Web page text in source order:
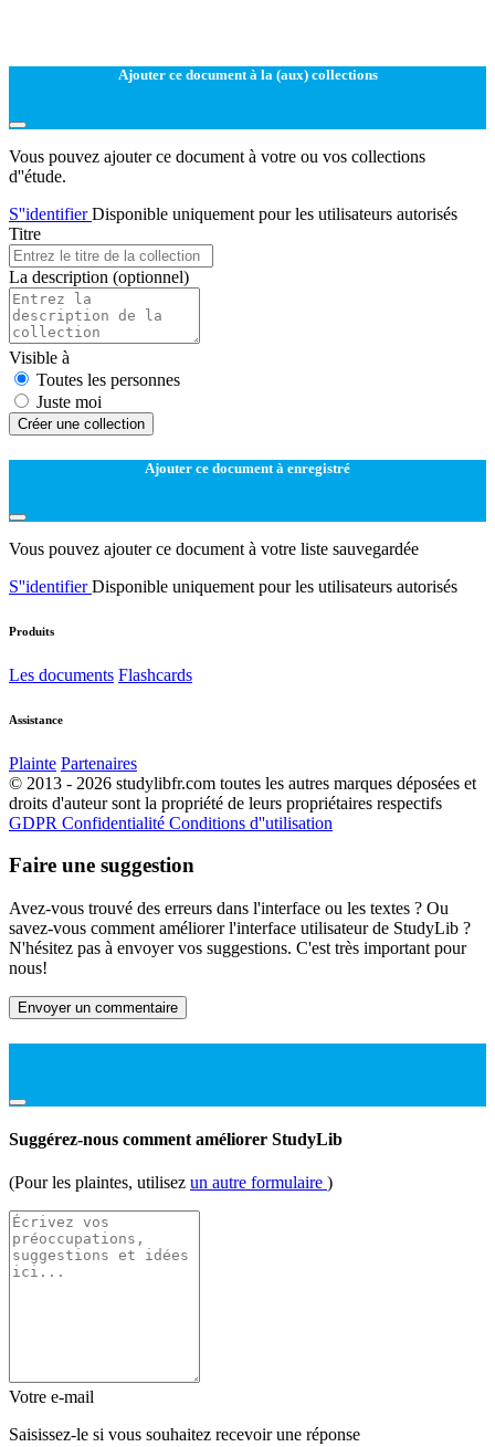
Ajouter ce document à la (aux) collections
Vous pouvez ajouter ce document à votre ou vos collections
d''étude.
S''identifierDisponible uniquement pour les utilisateurs autorisés
Titre
La description (optionnel)
Visible à
Toutes les personnes
Juste moi
Créer une collection
Ajouter ce document à enregistré
Vous pouvez ajouter ce document à votre liste sauvegardée
S''identifierDisponible uniquement pour les utilisateurs autorisés
Produits
Les documents Flashcards
Assistance
Plainte Partenaires
© 2013 - 2026 studylibfr.com toutes les autres marques déposées et
droits d'auteur sont la propriété de leurs propriétaires respectifs
GDPR Confidentialité Conditions d''utilisation
Faire une suggestion
Avez-vous trouvé des erreurs dans l'interface ou les textes ? Ou
savez-vous comment améliorer l'interface utilisateur de StudyLib ?
N'hésitez pas à envoyer vos suggestions. C'est très important pour
nous!
Envoyer un commentaire
Suggérez-nous comment améliorer StudyLib
(Pour les plaintes, utilisez un autre formulaire )
Votre e-mail
Saisissez-le si vous souhaitez recevoir une réponse